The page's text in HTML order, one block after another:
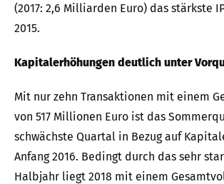
(2017: 2,6 Milliarden Euro) das stärkste
2015.
Kapitalerhöhungen deutlich unter
Mit nur zehn Transaktionen mit einem
von 517 Millionen Euro ist das
schwächste Quartal in Bezug auf
Anfang 2016. Bedingt durch das sehr
Halbjahr liegt 2018 mit einem